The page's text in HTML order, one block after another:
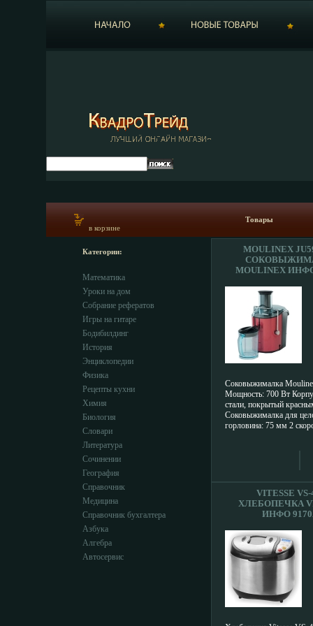
в корзине
Товары
Категории:
Математика
Уроки на дом
Собрание рефератов
Игры на гитаре
Бодибилдинг
История
Энциклопедии
Физика
Рецепты кухни
Химия
Биология
Словари
Литература
Сочинении
География
Справочник
Медицина
Справочник бухгалтера
Азбука
Алгебра
Автосервис
MOULINEX
MOULINEX
Соковыжималка
Мощность: 700 Вт
стали, покрытый
Соковыжималка для
горловина: 75 мм 2
Информация о
комплекте поставки и
бвъщросновывается на
на момент публикации
быть изменена без
уведомления.
VITESSE VS-
ХЛЕБОПЕЧКА
ИНФО